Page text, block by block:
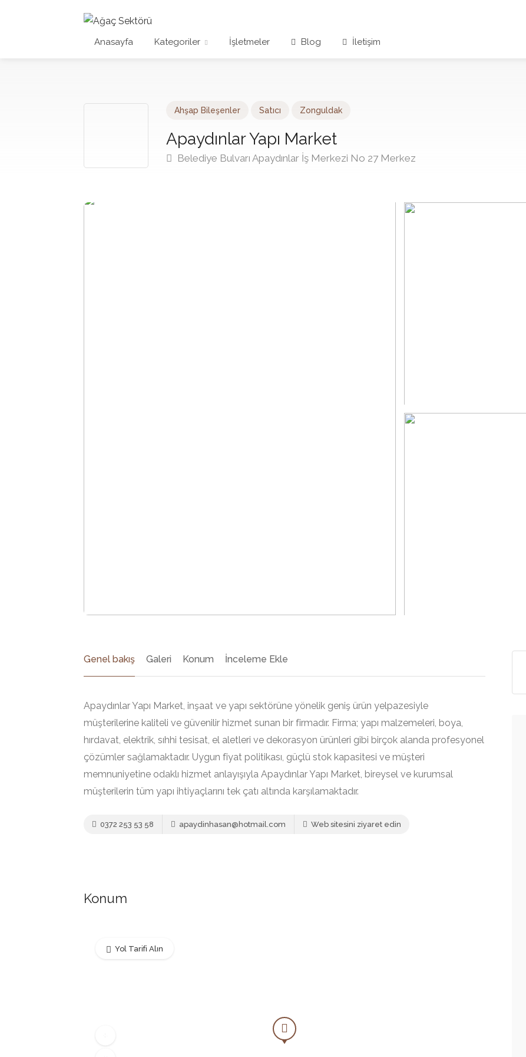
Anasayfa Kategoriler İşletmeler Blog İletişim
Ahşap Bileşenler Satıcı Zonguldak
Apaydınlar Yapı Market
Belediye Bulvarı Apaydınlar İş Merkezi No 27 Merkez
Genel bakış Galeri Konum İnceleme Ekle
Apaydınlar Yapı Market, inşaat ve yapı sektörüne yönelik geniş ürün yelpazesiyle
müşterilerine kaliteli ve güvenilir hizmet sunan bir firmadır. Firma; yapı malzemeleri, boya,
hırdavat, elektrik, sıhhi tesisat, el aletleri ve dekorasyon ürünleri gibi birçok alanda profesyonel
çözümler sağlamaktadır. Uygun fiyat politikası, güçlü stok kapasitesi ve müşteri
memnuniyetine odaklı hizmet anlayışıyla Apaydınlar Yapı Market, bireysel ve kurumsal
müşterilerin tüm yapı ihtiyaçlarını tek çatı altında karşılamaktadır.
0372 253 53 58 apaydinhasan@hotmail.com Web sitesini ziyaret edin
Konum
Yol Tarifi Alın